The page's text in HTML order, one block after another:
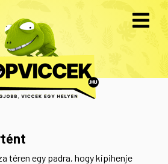
téren egy padra, hogy kipihenje